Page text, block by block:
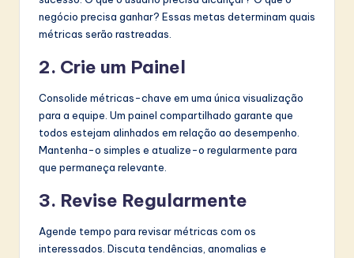
negócio precisa ganhar? Essas metas determinam quais
métricas serão rastreadas.
2. Crie um Painel
Consolide métricas-chave em uma única visualização
para a equipe. Um painel compartilhado garante que
todos estejam alinhados em relação ao desempenho.
Mantenha-o simples e atualize-o regularmente para
que permaneça relevante.
3. Revise Regularmente
Agende tempo para revisar métricas com os
interessados. Discuta tendências, anomalias e